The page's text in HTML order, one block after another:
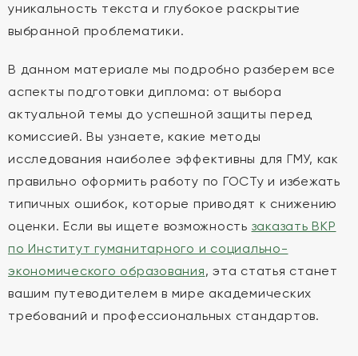
уникальность текста и глубокое раскрытие
выбранной проблематики.
В данном материале мы подробно разберем все
аспекты подготовки диплома: от выбора
актуальной темы до успешной защиты перед
комиссией. Вы узнаете, какие методы
исследования наиболее эффективны для ГМУ, как
правильно оформить работу по ГОСТу и избежать
типичных ошибок, которые приводят к снижению
оценки. Если вы ищете возможность заказать ВКР
по Институт гуманитарного и социально-
экономического образования, эта статья станет
вашим путеводителем в мире академических
требований и профессиональных стандартов.